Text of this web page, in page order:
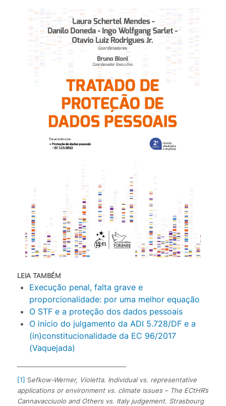
LEIA TAMBÉM
Execução penal, falta grave e
proporcionalidade: por uma melhor equação
O STF e a proteção dos dados pessoais
O início do julgamento da ADI 5.728/DF e a
(in)constitucionalidade da EC 96/2017
(Vaquejada)
[1] Sefkow-Werner, Violetta. Individual vs. representative
applications or environment vs. climate issues – The ECtHR’s
Cannavacciuolo and Others vs. Italy judgement. Strasbourg